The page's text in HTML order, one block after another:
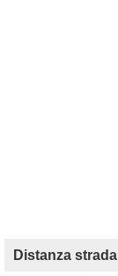
Distanza